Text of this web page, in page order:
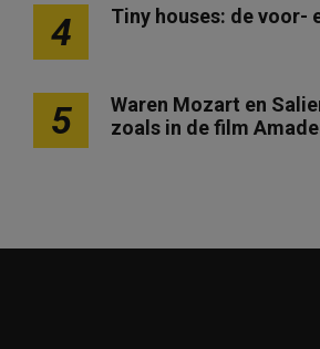
4 Tiny houses: de voor-
5
Waren Mozart en
zoals in de film